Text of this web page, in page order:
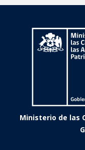
Ministerio de las